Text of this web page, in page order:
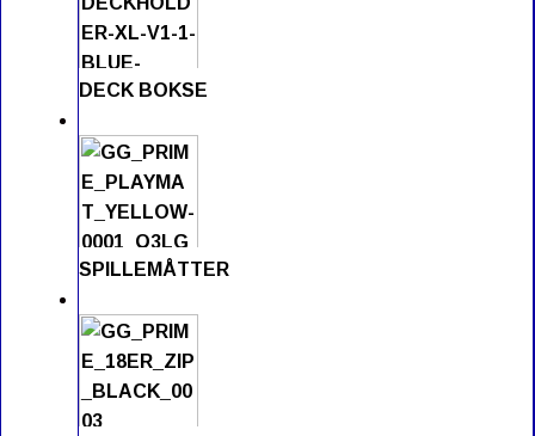
DECK BOKSE
SPILLEMÅTTER